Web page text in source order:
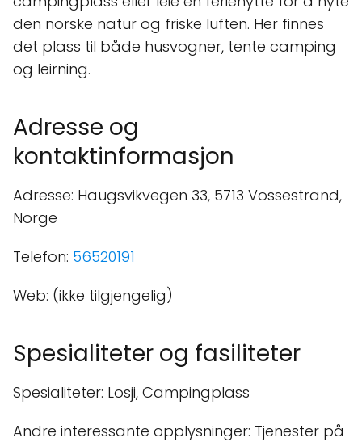
den norske natur og friske luften. Her finnes
det plass til både husvogner, tente camping
og leirning.
Adresse og
kontaktinformasjon
Adresse: Haugsvikvegen 33, 5713 Vossestrand,
Norge
Telefon: 56520191
Web: (ikke tilgjengelig)
Spesialiteter og fasiliteter
Spesialiteter: Losji, Campingplass
Andre interessante opplysninger: Tjenester på